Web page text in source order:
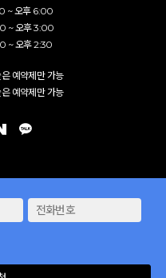
~ 오후 6:00
~ 오후 3:00
오후 2:30
예약제만 가능
예약제만 가능